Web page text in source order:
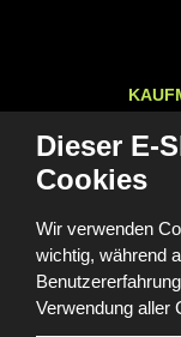
Dieser E-
Cookies
Wir verwenden
wichtig, während
Verwendung aller
Diese Website ist